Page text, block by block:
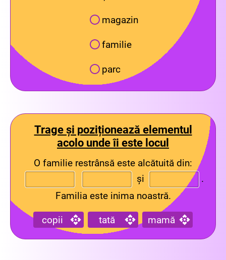
magazin
familie
parc
Trage și poziționează elementul
acolo unde îi este locul
O familie restrânsă este alcătuită din:
și
.
Familia este inima noastră.
copii tată mamă